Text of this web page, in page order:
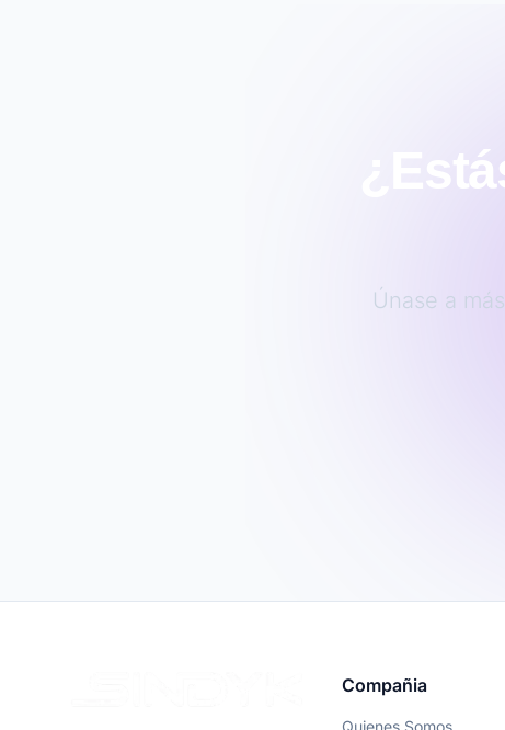
Únase a
Compañia
Quienes Somos